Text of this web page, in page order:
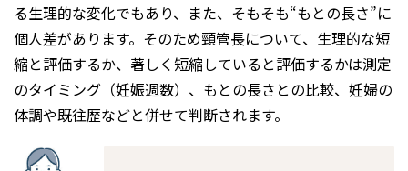
る生理的な変化でもあり、また、そもそも“もとの長さ”に
個人差があります。そのため頸管長について、生理的な短
縮と評価するか、著しく短縮していると評価するかは測定
のタイミング（妊娠週数）、もとの長さとの比較、妊婦の
体調や既往歴などと併せて判断されます。